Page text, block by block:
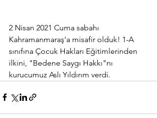
2 Nisan 2021 Cuma sabahı
Kahramanmaraş'a misafir olduk! 1-A
sınıfına Çocuk Hakları Eğitimlerinden
ilkini, "Bedene Saygı Hakkı"nı
kurucumuz Aslı Yıldırım verdi.